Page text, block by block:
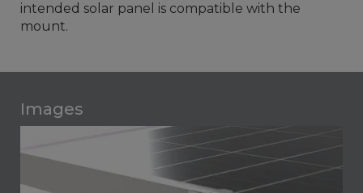
intended solar panel is compatible with the
mount.
Images